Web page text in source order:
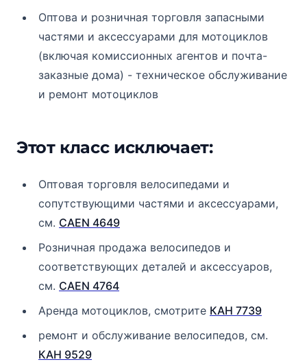
Оптова и розничная торговля запасными
частями и аксессуарами для мотоциклов
(включая комиссионных агентов и почта-
заказные дома) - техническое обслуживание
и ремонт мотоциклов
Этот класс исключает:
Оптовая торговля велосипедами и
сопутствующими частями и аксессуарами,
см. CAEN 4649
Розничная продажа велосипедов и
соответствующих деталей и аксессуаров,
см. CAEN 4764
Аренда мотоциклов, смотрите КАН 7739
ремонт и обслуживание велосипедов, см.
КАН 9529